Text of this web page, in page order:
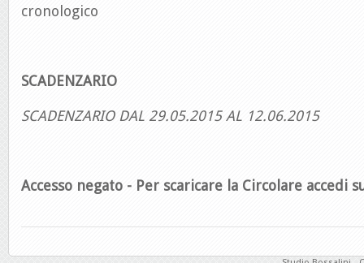
cronologico
SCADENZARIO
SCADENZARIO DAL 29.05.2015 AL 12.06.2015
Accesso negato - Per scaricare la Circolare accedi